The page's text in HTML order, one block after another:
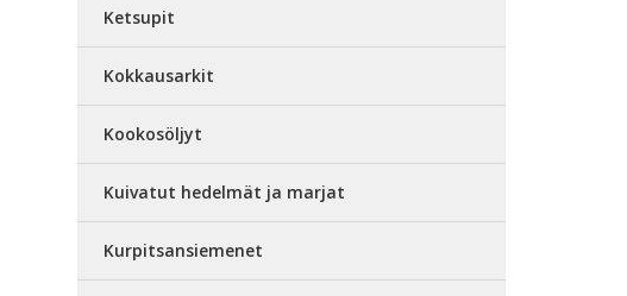
Ketsupit
Kokkausarkit
Kookosöljyt
Kuivatut hedelmät ja marjat
Kurpitsansiemenet